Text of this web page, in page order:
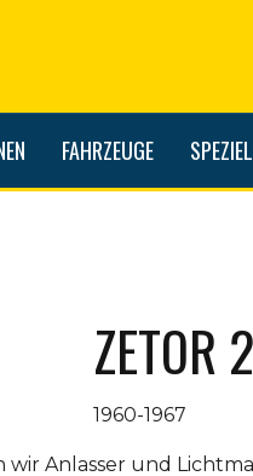
FAHRZEUGE
ZETOR
1960-1967
wir Anlasser und